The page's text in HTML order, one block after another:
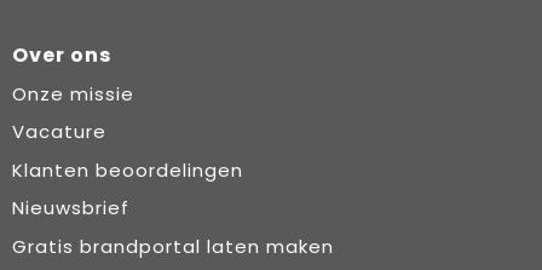
Over ons
Onze missie
Vacature
Klanten beoordelingen
Nieuwsbrief
Gratis brandportal laten maken